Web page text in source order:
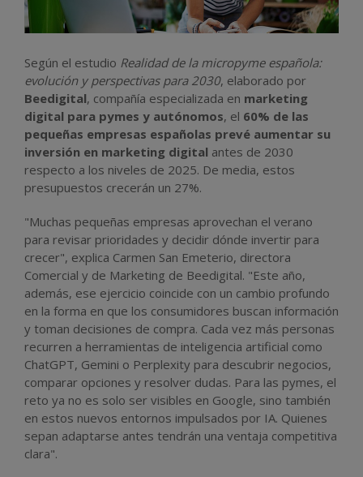
Según el estudio Realidad de la micropyme española:
evolución y perspectivas para 2030, elaborado por
Beedigital, compañía especializada en marketing
digital para pymes y autónomos, el 60% de las
pequeñas empresas españolas prevé aumentar su
inversión en marketing digital antes de 2030
respecto a los niveles de 2025. De media, estos
presupuestos crecerán un 27%.
"Muchas pequeñas empresas aprovechan el verano
para revisar prioridades y decidir dónde invertir para
crecer", explica Carmen San Emeterio, directora
Comercial y de Marketing de Beedigital. "Este año,
además, ese ejercicio coincide con un cambio profundo
en la forma en que los consumidores buscan información
y toman decisiones de compra. Cada vez más personas
recurren a herramientas de inteligencia artificial como
ChatGPT, Gemini o Perplexity para descubrir negocios,
comparar opciones y resolver dudas. Para las pymes, el
reto ya no es solo ser visibles en Google, sino también
en estos nuevos entornos impulsados por IA. Quienes
sepan adaptarse antes tendrán una ventaja competitiva
clara".